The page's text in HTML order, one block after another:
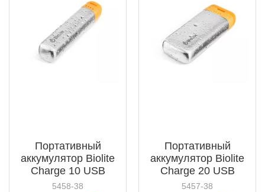
Портативный
аккумулятор Biolite
Charge 10 USB
Power Pack
5458-38
Портативный
аккумулятор Biolite
Charge 20 USB
Power Pack
5457-38